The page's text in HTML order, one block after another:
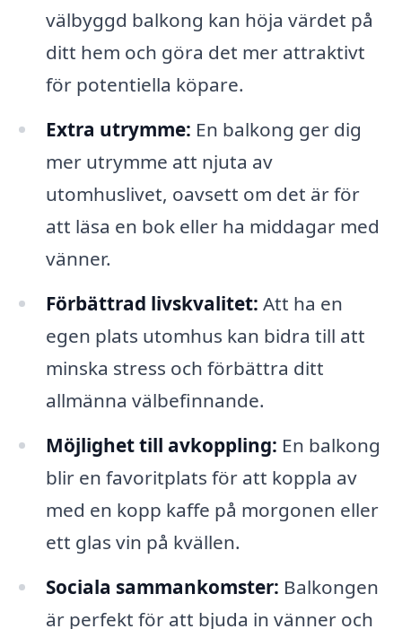
välbyggd balkong kan höja värdet på
ditt hem och göra det mer attraktivt
för potentiella köpare.
Extra utrymme: En balkong ger dig
mer utrymme att njuta av
utomhuslivet, oavsett om det är för
att läsa en bok eller ha middagar med
vänner.
Förbättrad livskvalitet: Att ha en
egen plats utomhus kan bidra till att
minska stress och förbättra ditt
allmänna välbefinnande.
Möjlighet till avkoppling: En balkong
blir en favoritplats för att koppla av
med en kopp kaffe på morgonen eller
ett glas vin på kvällen.
Sociala sammankomster: Balkongen
är perfekt för att bjuda in vänner och